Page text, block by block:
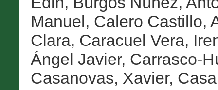
Manuel, Calero Castillo,
Clara, Caracuel Vera,
Ángel Javier, Carrasco-
Casanovas, Xavier,